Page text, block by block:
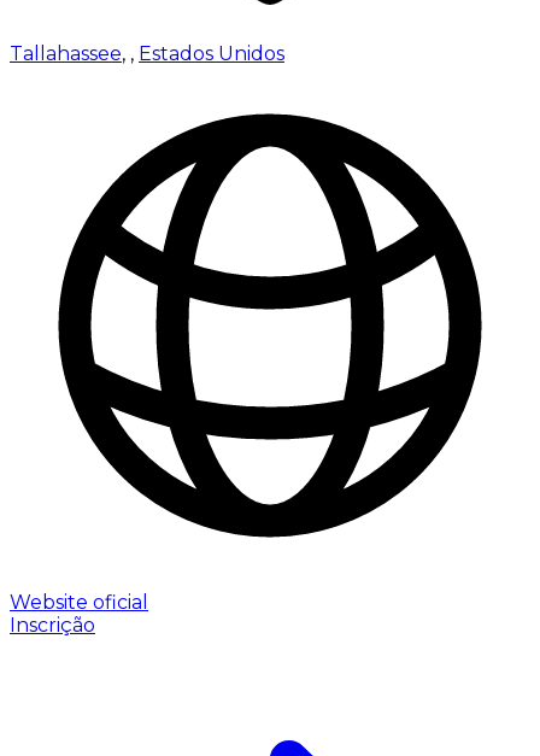
Tallahassee, , Estados Unidos
Website oficial
Inscrição